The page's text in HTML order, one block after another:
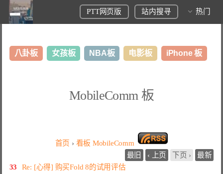
PTT网页版 站内搜寻 热门
八卦板 女孩板 NBA板 电影板 iPhone 板
MobileComm 板
首页 › 看板 MobileComm
最旧
‹ 上页 下页 ›
最新
33
Re: [心得] 购买Fold 8的试用评估